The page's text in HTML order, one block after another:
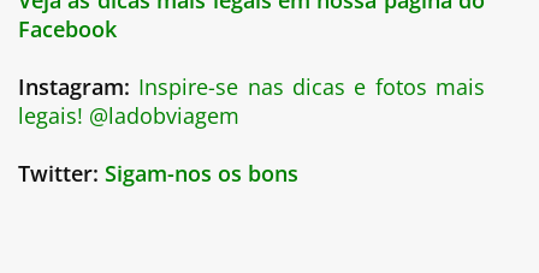
Facebook
Instagram: Inspire-se nas dicas e fotos mais
legais! @ladobviagem
Twitter: Sigam-nos os bons